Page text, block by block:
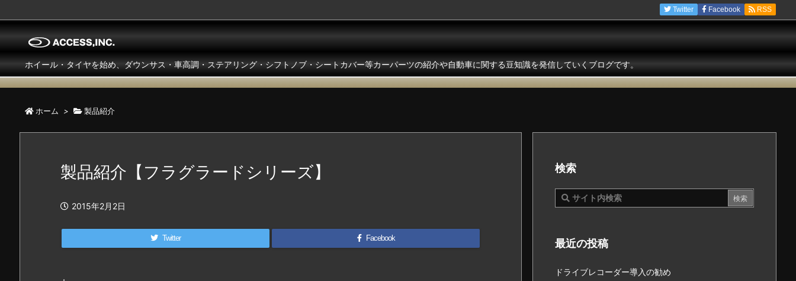
Twitter Facebook RSS
ホイール・タイヤを始め、ダウンサス・車高調・ステアリング・シフトノブ・シートカバー等カーパーツの紹介や自動車に関する豆知識を発信していくブログです。
ホーム > 製品紹介
製品紹介【フラグラードシリーズ】
2015年2月2日
Twitter Facebook
検索
最近の投稿
ドライブレコーダー導入の勧め